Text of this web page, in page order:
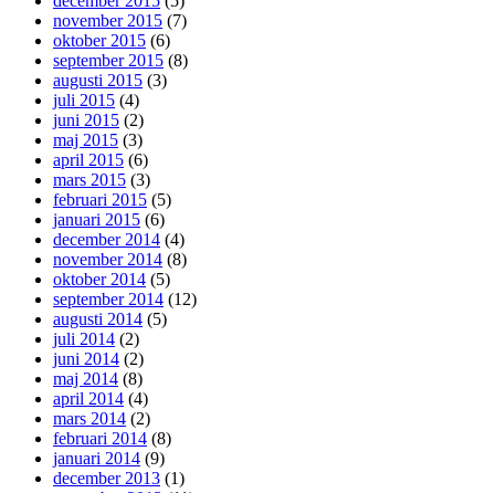
november 2015 (7)
oktober 2015 (6)
september 2015 (8)
augusti 2015 (3)
juli 2015 (4)
juni 2015 (2)
maj 2015 (3)
april 2015 (6)
mars 2015 (3)
februari 2015 (5)
januari 2015 (6)
december 2014 (4)
november 2014 (8)
oktober 2014 (5)
september 2014 (12)
augusti 2014 (5)
juli 2014 (2)
juni 2014 (2)
maj 2014 (8)
april 2014 (4)
mars 2014 (2)
februari 2014 (8)
januari 2014 (9)
december 2013 (1)